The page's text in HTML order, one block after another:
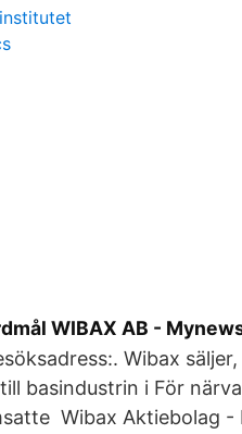
WIBAX AB -
Wibax
basindustrin i För
Wibax Aktiebolag